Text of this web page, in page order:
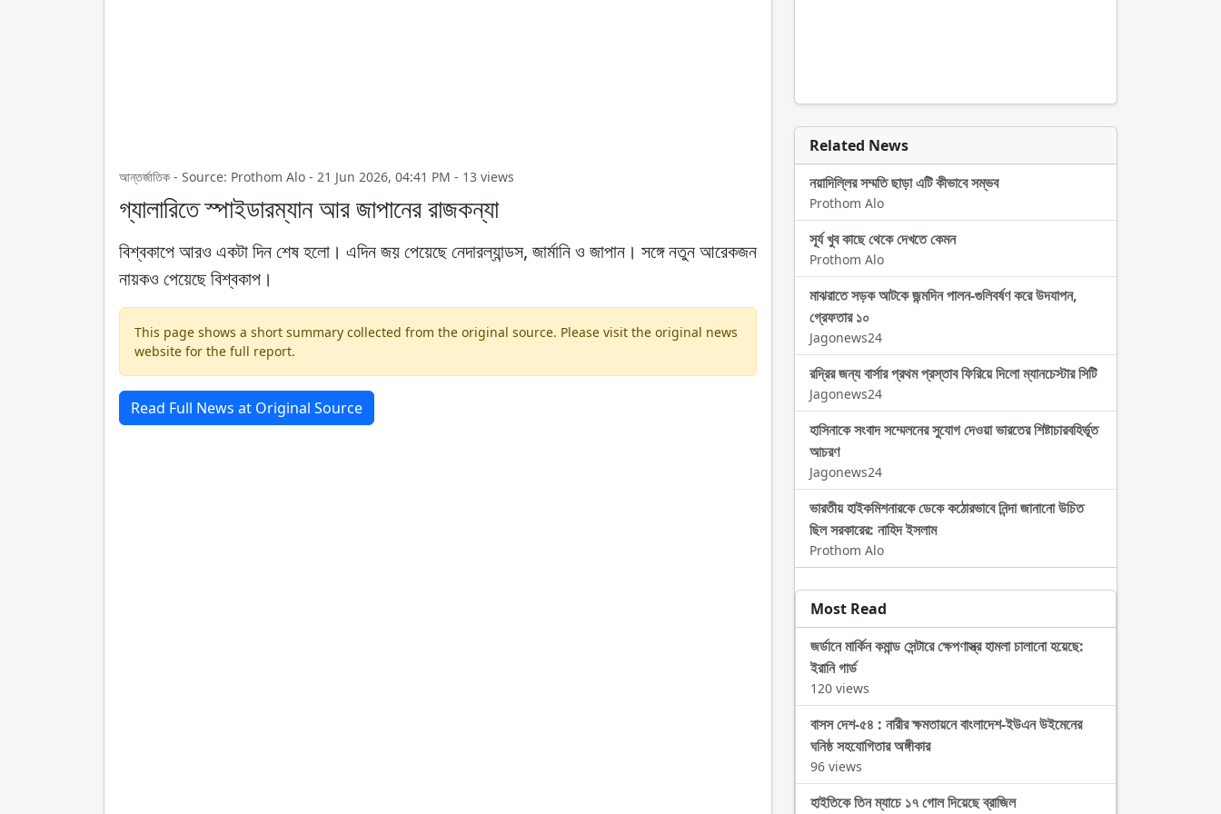
আন্তর্জাতিক - Source: Prothom Alo - 21 Jun 2026, 04:41 PM - 13 views
গ্যালারিতে স্পাইডারম্যান আর জাপানের রাজকন্যা
বিশ্বকাপে আরও একটা দিন শেষ হলো। এদিন জয় পেয়েছে নেদারল্যান্ডস, জার্মানি ও জাপান। সঙ্গে নতুন আরেকজন
নায়কও পেয়েছে বিশ্বকাপ।
This page shows a short summary collected from the original source. Please visit the original news
website for the full report.
Read Full News at Original Source
Related News
নয়াদিল্লির সম্মতি ছাড়া এটি কীভাবে সম্ভব
Prothom Alo
সূর্য খুব কাছে থেকে দেখতে কেমন
Prothom Alo
মাঝরাতে সড়ক আটকে জন্মদিন পালন-গুলিবর্ষণ করে উদযাপন,
গ্রেফতার ১০
Jagonews24
রদ্রির জন্য বার্সার প্রথম প্রস্তাব ফিরিয়ে দিলো ম্যানচেস্টার সিটি
Jagonews24
হাসিনাকে সংবাদ সম্মেলনের সুযোগ দেওয়া ভারতের শিষ্টাচারবহির্ভূত
আচরণ
Jagonews24
ভারতীয় হাইকমিশনারকে ডেকে কঠোরভাবে নিন্দা জানানো উচিত
ছিল সরকারের: নাহিদ ইসলাম
Prothom Alo
Most Read
জর্ডানে মার্কিন কমান্ড সেন্টারে ক্ষেপণাস্ত্র হামলা চালানো হয়েছে:
ইরানি গার্ড
120 views
বাসস দেশ-৫৪ : নারীর ক্ষমতায়নে বাংলাদেশ-ইউএন উইমেনের
ঘনিষ্ঠ সহযোগিতার অঙ্গীকার
96 views
হাইতিকে তিন ম্যাচে ১৭ গোল দিয়েছে ব্রাজিল